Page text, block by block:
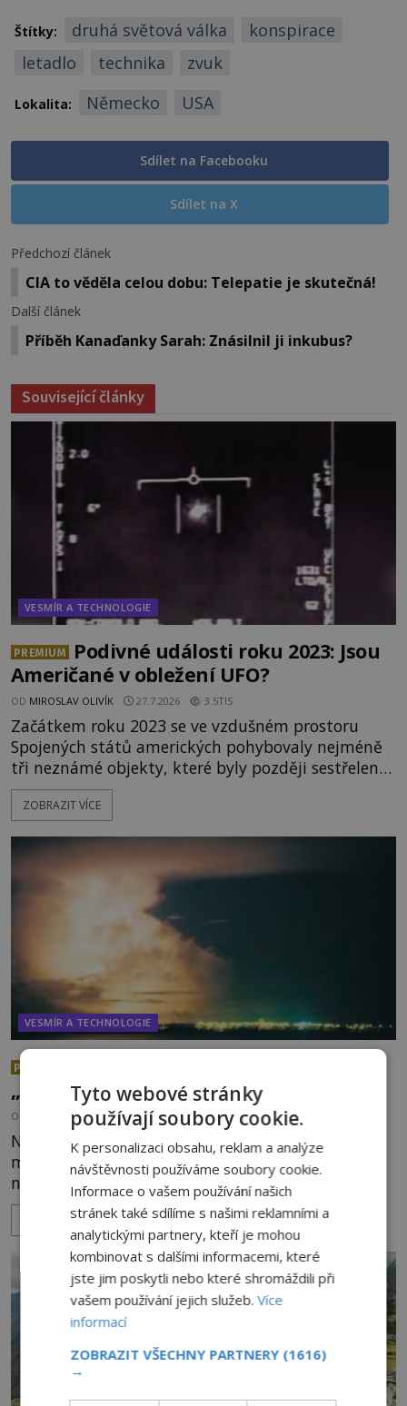
Štítky: druhá světová válka
konspirace
letadlo
technika zvuk
Lokalita: Německo USA
Sdílet na Facebooku
Sdílet na X
Předchozí článek
CIA to věděla celou dobu: Telepatie je skutečná!
Další článek
Příběh Kanaďanky Sarah: Znásilnil ji inkubus?
Související články
VESMÍR A TECHNOLOGIE
PREMIUM
Podivné události roku 2023: Jsou
Američané v obležení UFO?
OD MIROSLAV OLIVÍK 27.7.2026 3.5TIS
Začátkem roku 2023 se ve vzdušném prostoru
Spojených států amerických pohybovaly nejméně
tři neznámé objekty, které byly později sestřeleny.
Do dnešních dnů nebyly trosky těchto létajících
těles objeveny. Je možné, že šlo o nějaké nové
mimozemského původu? Dne 4. února roku 2023
vydává
ZOBRAZIT VÍCE
VESMÍR A TECHNOLOGIE
PREMIUM
„tančila“ záhadná světla
OD EVA SOUKUPOVÁ 4.7.2026 3.4TIS
Noční oblohu nad okrajem severoaustralského
města Darwin rozzářila záhadná světla
neznámého původu. Modré světelné koule byly
viditelné nejméně dvacet minut, během nichž se
opakovaně objevovaly a zase mizely. Svědek, který
úkaz zachytil na mobilní telefon, se domnívá, že
mohlo jít o návštěvu ze světa duchů. Záhadný
záznam okamžitě rozpoutal deb
ZOBRAZIT VÍCE
Tyto webové stránky
používají soubory cookie.
K personalizaci obsahu, reklam a analýze
návštěvnosti používáme soubory cookie.
Informace o vašem používání našich
stránek také sdílíme s našimi reklamními a
analytickými partnery, kteří je mohou
kombinovat s dalšími informacemi, které
jste jim poskytli nebo které shromáždili při
vašem používání jejich služeb.Více
informací
ZOBRAZIT VŠECHNY PARTNERY (1616)
→